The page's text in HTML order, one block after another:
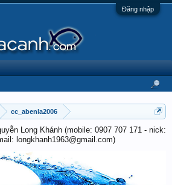
Đăng nhập
cc_abenla2006
Long Khánh (mobile: 0907 707 171 - nick:
longkhanh1963@gmail.com)